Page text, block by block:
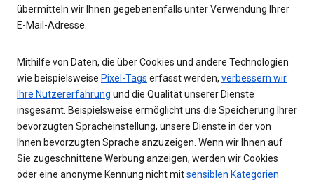
übermitteln wir Ihnen gegebenenfalls unter Verwendung Ihrer
E-Mail-Adresse.
Mithilfe von Daten, die über Cookies und andere Technologien
wie beispielsweise Pixel-Tags erfasst werden, verbessern wir
Ihre Nutzererfahrung und die Qualität unserer Dienste
insgesamt. Beispielsweise ermöglicht uns die Speicherung Ihrer
bevorzugten Spracheinstellung, unsere Dienste in der von
Ihnen bevorzugten Sprache anzuzeigen. Wenn wir Ihnen auf
Sie zugeschnittene Werbung anzeigen, werden wir Cookies
oder eine anonyme Kennung nicht mitsensiblen Kategorien